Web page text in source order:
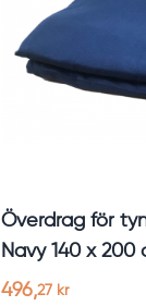
Överdrag för
Navy 140 x 200
496,27 kr